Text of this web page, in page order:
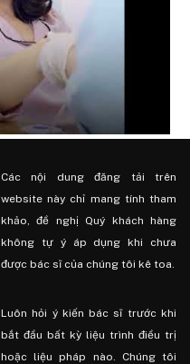
Các nội dung đăng tải trên
website này chỉ mang tính tham
khảo, đề nghị Quý khách hàng
không tự ý áp dụng khi chưa
được bác sĩ của chúng tôi kê toa.
Luôn hỏi ý kiến ​​bác sĩ trước khi
bắt đầu bất kỳ liệu trình điều trị
hoặc liệu pháp nào. Chúng tôi